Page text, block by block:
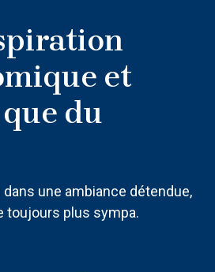
et
du
une ambiance détendue,
toujours plus sympa.